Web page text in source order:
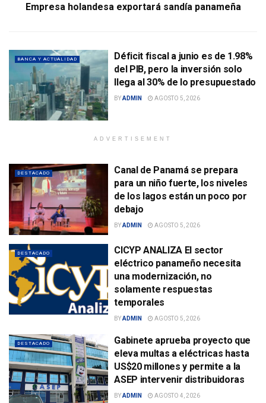
Empresa holandesa exportará sandía panameña
BANCA Y ACTUALIDAD
Déficit fiscal a junio es de 1.98%
del PIB, pero la inversión solo
llega al 30% de lo presupuestado
BYADMIN AGOSTO 5, 2026
ADVERTISEMENT
DESTACADO
Canal de Panamá se prepara
para un niño fuerte, los niveles
de los lagos están un poco por
debajo
BYADMIN AGOSTO 5, 2026
DESTACADO
CICYP ANALIZA El sector
eléctrico panameño necesita
una modernización, no
solamente respuestas
temporales
BYADMIN AGOSTO 5, 2026
DESTACADO
Gabinete aprueba proyecto que
eleva multas a eléctricas hasta
US$20 millones y permite a la
ASEP intervenir distribuidoras
BYADMIN AGOSTO 4, 2026